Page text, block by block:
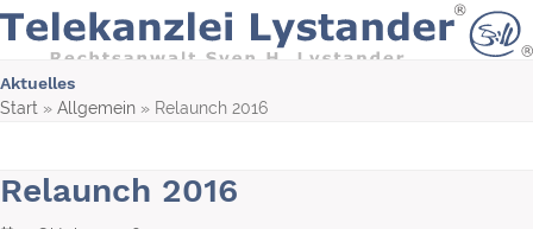
Skip
content
Aktuelles
Start » Allgemein » Relaunch 2016
Relaunch 2016